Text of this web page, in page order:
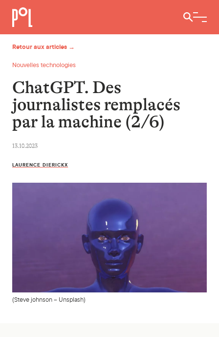
Ouvrir /
Retour aux articles →
Nouvelles technologies
ChatGPT. Des
journalistes remplacés
par la machine (2/6)
13.10.2023
LAURENCE DIERICKX
(Steve johnson – Unsplash)